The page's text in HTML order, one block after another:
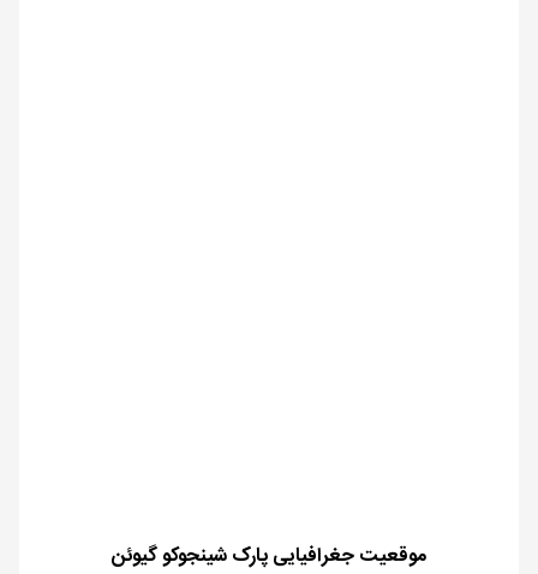
موقعیت جغرافیایی پارک شینجوکو گیوئن